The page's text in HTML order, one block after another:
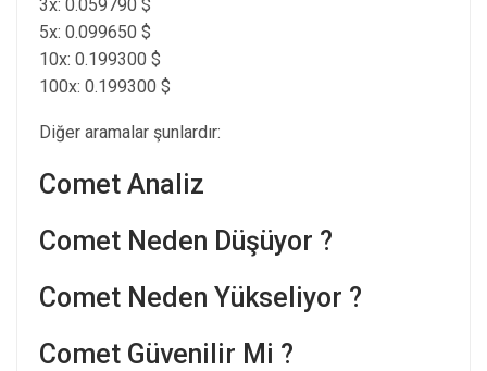
3x: 0.059790 $
5x: 0.099650 $
10x: 0.199300 $
100x: 0.199300 $
Diğer aramalar şunlardır:
Comet Analiz
Comet Neden Düşüyor ?
Comet Neden Yükseliyor ?
Comet Güvenilir Mi ?